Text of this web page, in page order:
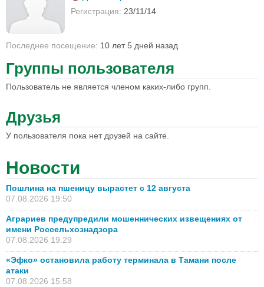
Регистрация: 23/11/14
Последнее посещение: 10 лет 5 дней назад
Группы пользователя
Пользователь не является членом каких-либо групп.
Друзья
У пользователя пока нет друзей на сайте.
Новости
Пошлина на пшеницу вырастет с 12 августа
07.08.2026 19:50
Аграриев предупредили мошеннических извещениях от
имени Россельхознадзора
07.08.2026 19:29
«Эфко» остановила работу терминала в Тамани после
атаки
07.08.2026 15:58